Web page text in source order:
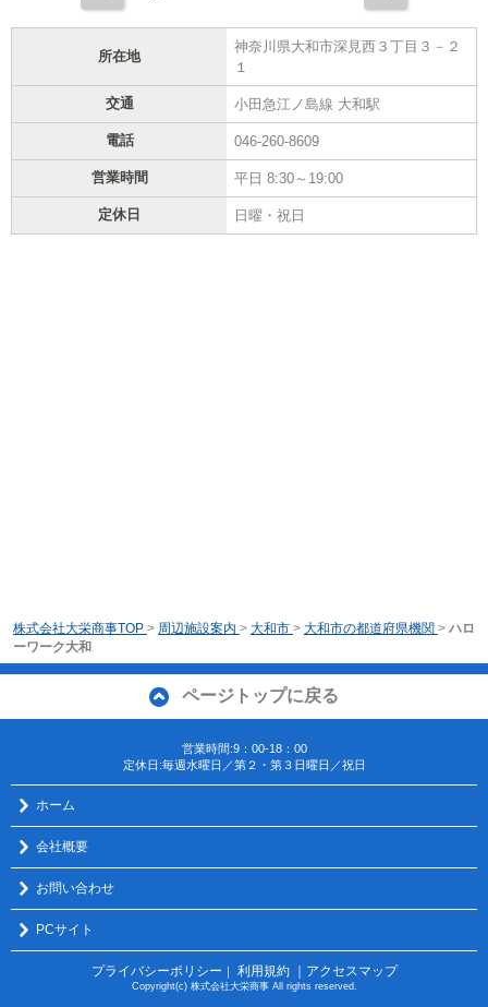
所在地
神奈川県大和市深見西３丁目３－２
１
交通 小田急江ノ島線 大和駅
電話 046-260-8609
営業時間 平日 8:30～19:00
定休日 日曜・祝日
株式会社大栄商事TOP > 周辺施設案内 > 大和市 > 大和市の都道府県機関 > ハロ
ーワーク大和
ページトップに戻る
営業時間:9：00-18：00
定休日:毎週水曜日／第２・第３日曜日／祝日
ホーム
会社概要
お問い合わせ
PCサイト
プライバシーポリシー ｜ 利用規約 ｜アクセスマップ
Copyright(c) 株式会社大栄商事 All rights reserved.